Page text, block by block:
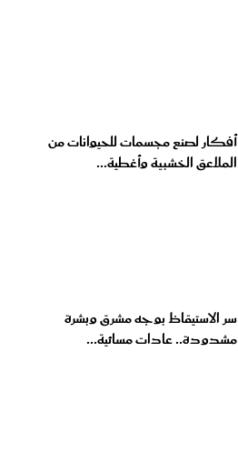
أفكار لصنع مجسمات للحيوانات من
الملاعق الخشبية وأغطية...
سر الاستيقاظ بوجه مشرق وبشرة
مشدودة.. عادات مسائية...